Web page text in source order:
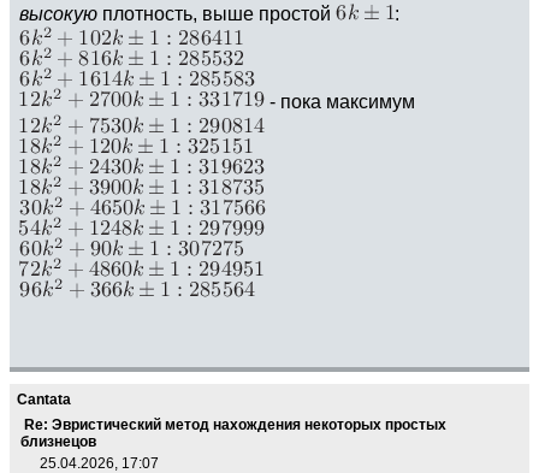
высокую плотность, выше простой :
- пока максимум
Cantata
Re: Эвристический метод нахождения некоторых простых
близнецов
25.04.2026, 17:07